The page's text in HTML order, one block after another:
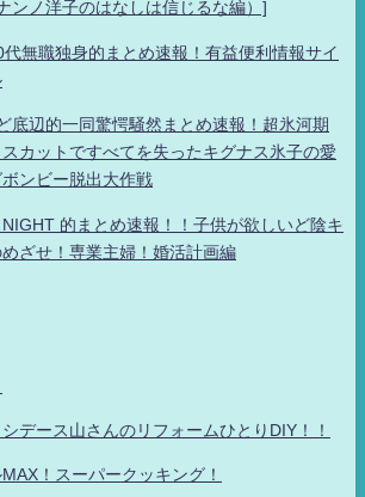
ンノ洋子のはなしは信じるな編）]
職独身的まとめ速報！有益便利情報サイ
底辺的一同驚愕騒然まとめ速報！超氷河期
カットですべてを失ったキグナス氷子の愛
ンビー脱出大作戦
的まとめ速報！！子供が欲しいど陰キ
ざせ！専業主婦！婚活計画編
デース山さんのリフォームひとりDIY！！
！スーパークッキング！